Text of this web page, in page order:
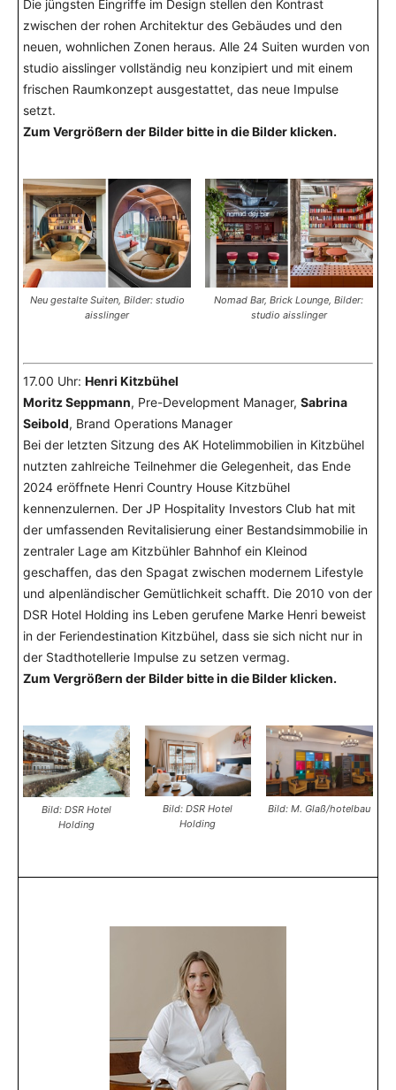
Die jüngsten Eingriffe im Design stellen den Kontrast
zwischen der rohen Architektur des Gebäudes und den
neuen, wohnlichen Zonen heraus. Alle 24 Suiten wurden von
studio aisslinger vollständig neu konzipiert und mit einem
frischen Raumkonzept ausgestattet, das neue Impulse
setzt.
Zum Vergrößern der Bilder bitte in die Bilder klicken.
Neu gestalte Suiten, Bilder: studio
aisslinger
Nomad Bar, Brick Lounge, Bilder:
studio aisslinger
17.00 Uhr: Henri Kitzbühel
Moritz Seppmann, Pre-Development Manager, Sabrina
Seibold, Brand Operations Manager
Bei der letzten Sitzung des AK Hotelimmobilien in Kitzbühel
nutzten zahlreiche Teilnehmer die Gelegenheit, das Ende
2024 eröffnete Henri Country House Kitzbühel
kennenzulernen. Der JP Hospitality Investors Club hat mit
der umfassenden Revitalisierung einer Bestandsimmobilie in
zentraler Lage am Kitzbühler Bahnhof ein Kleinod
geschaffen, das den Spagat zwischen modernem Lifestyle
und alpenländischer Gemütlichkeit schafft. Die 2010 von der
DSR Hotel Holding ins Leben gerufene Marke Henri beweist
in der Feriendestination Kitzbühel, dass sie sich nicht nur in
der Stadthotellerie Impulse zu setzen vermag.
Zum Vergrößern der Bilder bitte in die Bilder klicken.
Bild: DSR Hotel
Holding
Bild: DSR Hotel
Holding
Bild: M. Glaß/hotelbau